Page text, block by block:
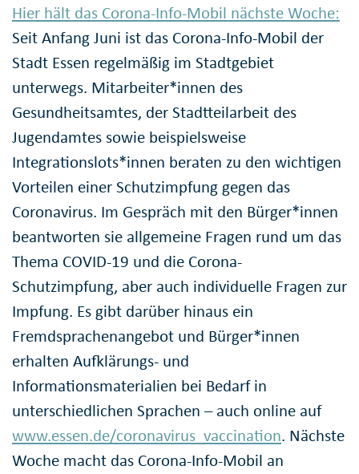
Hier hält das Corona-Info-Mobil nächste Woche:
Seit Anfang Juni ist das Corona-Info-Mobil der
Stadt Essen regelmäßig im Stadtgebiet
unterwegs. Mitarbeiter*innen des
Gesundheitsamtes, der Stadtteilarbeit des
Jugendamtes sowie beispielsweise
Integrationslots*innen beraten zu den wichtigen
Vorteilen einer Schutzimpfung gegen das
Coronavirus. Im Gespräch mit den Bürger*innen
beantworten sie allgemeine Fragen rund um das
Thema COVID-19 und die Corona-
Schutzimpfung, aber auch individuelle Fragen zur
Impfung. Es gibt darüber hinaus ein
Fremdsprachenangebot und Bürger*innen
erhalten Aufklärungs- und
Informationsmaterialien bei Bedarf in
unterschiedlichen Sprachen – auch online auf
www.essen.de/coronavirus_vaccination. Nächste
Woche macht das Corona-Info-Mobil an